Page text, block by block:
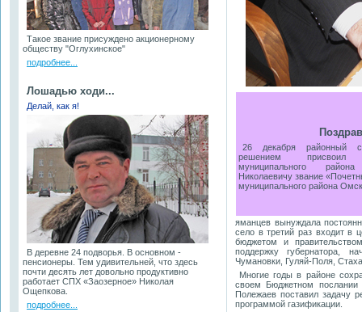
Такое звание присуждено акционерному
обществу "Оглухинское"
подробнее...
Лошадью ходи...
Делай, как я!
В деревне 24 подворья. В основном -
пенсионеры. Тем удивительней, что здесь
почти десять лет довольно продуктивно
работает СПХ «Заозерное» Николая
Ощепкова.
подробнее...
26 декабря районный
решением присвоил
муниципального
Николаевичу звание
муниципального района
яманцев вынуждала
село в третий раз входит в
бюджетом и
поддержку губернатора,
Чумановки, Гуляй-Поля,
Многие годы в районе
своем Бюджетном послании
Полежаев поставил задачу
программой газификации.